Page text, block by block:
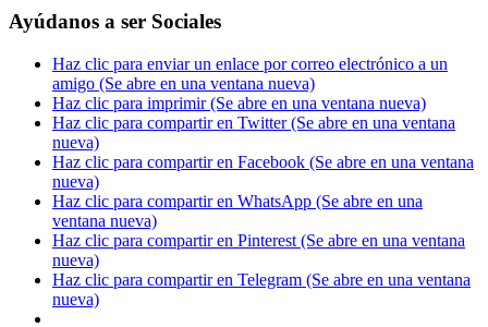
Ayúdanos a ser Sociales
Haz clic para enviar un enlace por correo electrónico a un
amigo (Se abre en una ventana nueva)
Haz clic para imprimir (Se abre en una ventana nueva)
Haz clic para compartir en Twitter (Se abre en una ventana
nueva)
Haz clic para compartir en Facebook (Se abre en una ventana
nueva)
Haz clic para compartir en WhatsApp (Se abre en una
ventana nueva)
Haz clic para compartir en Pinterest (Se abre en una ventana
nueva)
Haz clic para compartir en Telegram (Se abre en una ventana
nueva)